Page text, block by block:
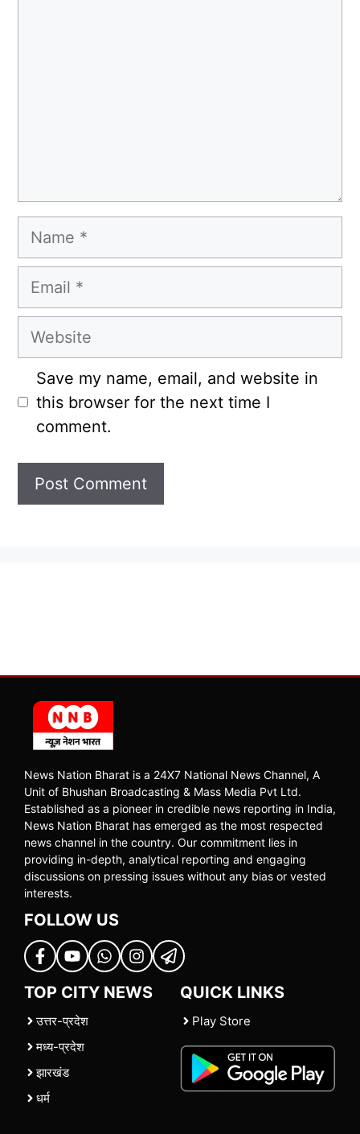
Name
Email
Website
Save my name, email, and website in
this browser for the next time I
comment.
News Nation Bharat is a 24X7 National News Channel, A
Unit of Bhushan Broadcasting & Mass Media Pvt Ltd.
Established as a pioneer in credible news reporting in India,
News Nation Bharat has emerged as the most respected
news channel in the country. Our commitment lies in
providing in-depth, analytical reporting and engaging
discussions on pressing issues without any bias or vested
interests.
FOLLOW US
TOP CITY NEWS
उत्तर-प्रदेश
मध्य-प्रदेश
झारखंड
धर्म
QUICK LINKS
Play Store